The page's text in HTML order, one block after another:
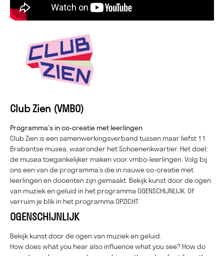
Club Zien (VMBO)
Programma’s in co-creatie met leerlingen
Club Zien is een samenwerkingsverband tussen maar liefst 11
Brabantse musea, waaronder het Schoenenkwartier. Het doel:
de musea toegankelijker maken voor vmbo-leerlingen. Volg bij
ons een van de programma’s die in nauwe co-creatie met
leerlingen en docenten zijn gemaakt. Bekijk kunst door de ogen
van muziek en geluid in het programma OGENSCHIJNLIJK. Of
verruim je blik in het programma OPZICHT.
OGENSCHIJNLIJK
Bekijk kunst door de ogen van muziek en geluid.
How does what you hear also influence what you see? How do